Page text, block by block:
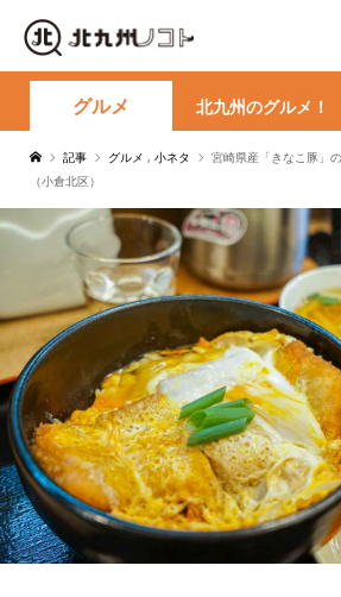
グルメ 北九州のグルメ！
記事 グルメ , 小ネタ
宮崎県産「きなこ豚」
（小倉北区）